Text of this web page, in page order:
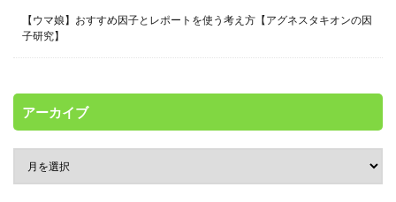
【ウマ娘】おすすめ因子とレポートを使う考え方【アグネスタキオンの因
子研究】
アーカイブ